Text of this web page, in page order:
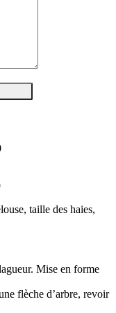
taille des haies,
Mise en forme
flèche d’arbre, revoir